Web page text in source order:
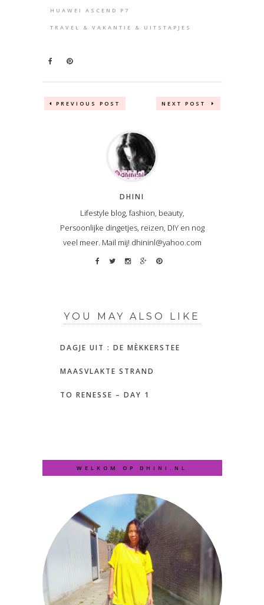
HUAWEI ASCEND P7
TRAVEL & VAKANTIE & UITSTAPJES
PREVIOUS POST NEXT POST
DHINI
Lifestyle blog, fashion, beauty,
Persoonlijke dingetjes, reizen, DIY en nog
veel meer. Mail mij! dhininl@yahoo.com
YOU MAY ALSO LIKE
DAGJE UIT : DE MÈKKERSTEE
MAASVLAKTE STRAND
TO RENESSE – DAY 1
WELKOM OP DHINI.NL